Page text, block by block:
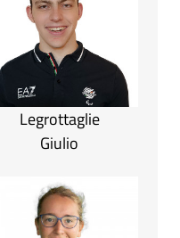
Legrottaglie
Giulio